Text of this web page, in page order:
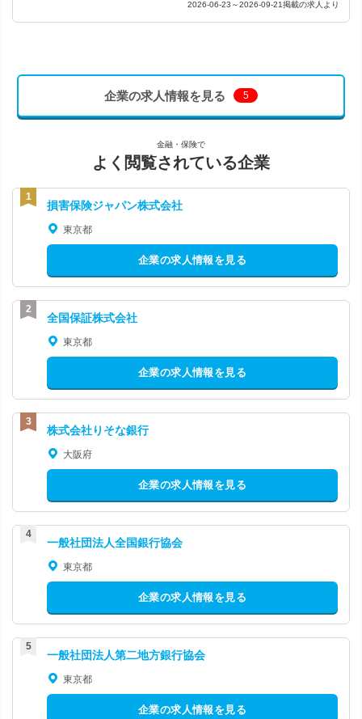
2026-06-23～2026-09-21掲載の求人より
企業の求人情報を見る 5
金融・保険で
よく閲覧されている企業
損害保険ジャパン株式会社
東京都
企業の求人情報を見る
全国保証株式会社
東京都
企業の求人情報を見る
株式会社りそな銀行
大阪府
企業の求人情報を見る
一般社団法人全国銀行協会
東京都
企業の求人情報を見る
一般社団法人第二地方銀行協会
東京都
企業の求人情報を見る